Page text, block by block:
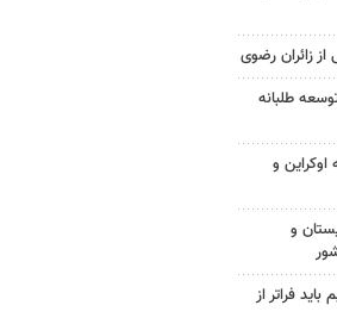
از زائران رضوی
طلبانه
و
و
فراتر از